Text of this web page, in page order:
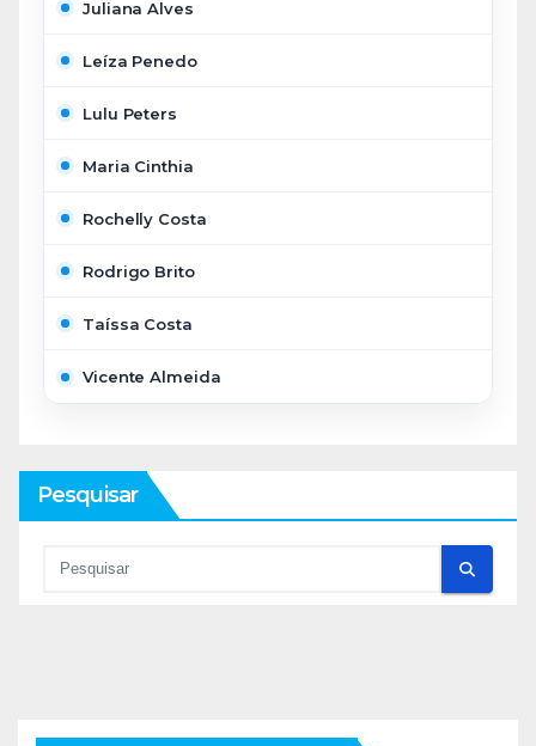
Juliana Alves
Leíza Penedo
Lulu Peters
Maria Cinthia
Rochelly Costa
Rodrigo Brito
Taíssa Costa
Vicente Almeida
Pesquisar